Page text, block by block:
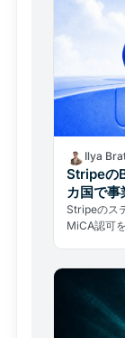
Ilya
Stripeの
カ国で
Stripeのス
MiCA認可